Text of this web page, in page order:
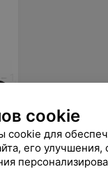
1,25-
cookie
cookie для
его улучшения,